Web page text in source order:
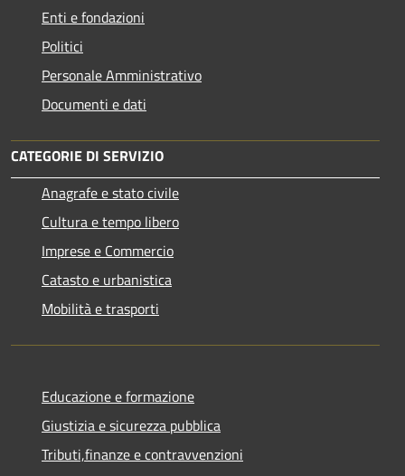
Enti e fondazioni
Politici
Personale Amministrativo
Documenti e dati
CATEGORIE DI SERVIZIO
Anagrafe e stato civile
Cultura e tempo libero
Imprese e Commercio
Catasto e urbanistica
Mobilità e trasporti
Educazione e formazione
Giustizia e sicurezza pubblica
Tributi,finanze e contravvenzioni